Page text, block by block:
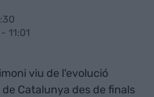
11:01
viu de l'evolució
Catalunya des de finals